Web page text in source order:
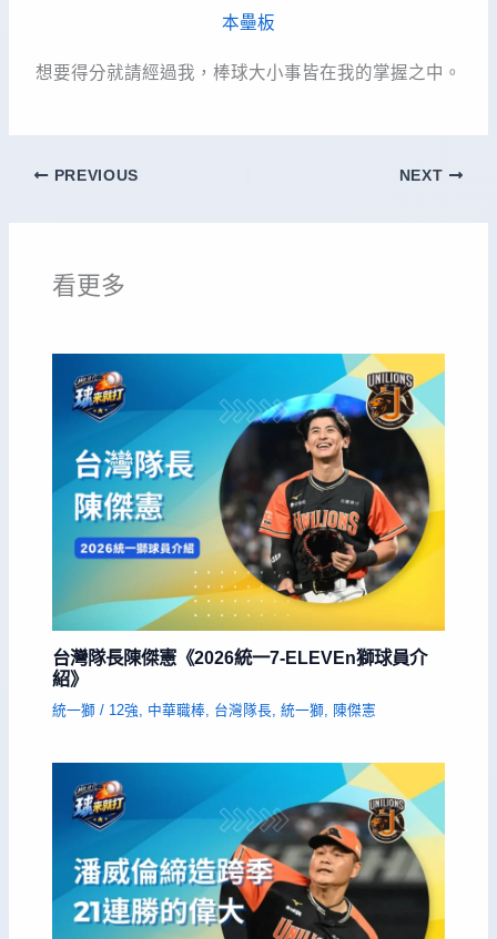
本壘板
想要得分就請經過我，棒球大小事皆在我的掌握之中。
PREVIOUS NEXT
看更多
台灣隊長陳傑憲《2026統一7-ELEVEn獅球員介
紹》
統一獅 / 12強 中華職棒 台灣隊長 ,統一獅 陳傑憲